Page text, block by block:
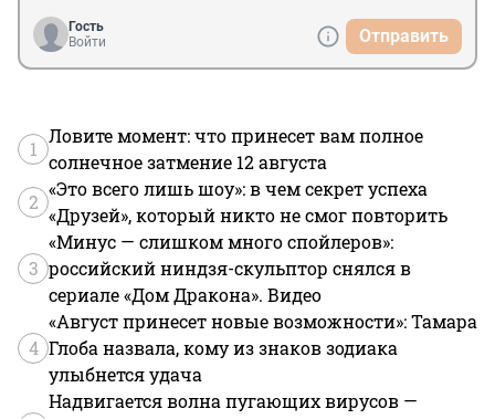
Гость
Войти
Отправить
1
Ловите момент: что принесет вам полное
солнечное затмение 12 августа
2
«Это всего лишь шоу»: в чем секрет успеха
«Друзей», который никто не смог повторить
3
«Минус — слишком много спойлеров»:
российский ниндзя-скульптор снялся в
сериале «Дом Дракона». Видео
4
«Август принесет новые возможности»: Тамара
Глоба назвала, кому из знаков зодиака
улыбнется удача
Надвигается волна пугающих вирусов —